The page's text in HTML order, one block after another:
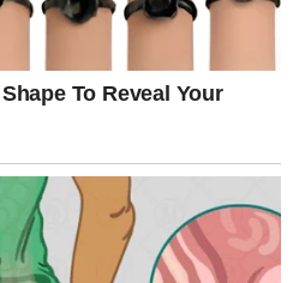
čišćenje
intuicije
proces emotivnog čišćenja.
tereti polako se
i stabilnija. Više ne upijate